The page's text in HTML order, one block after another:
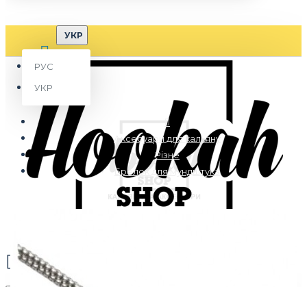
УКР
РУС
УКР
Аксесуари для кальяну
Рiзне
Брелок для мундштука